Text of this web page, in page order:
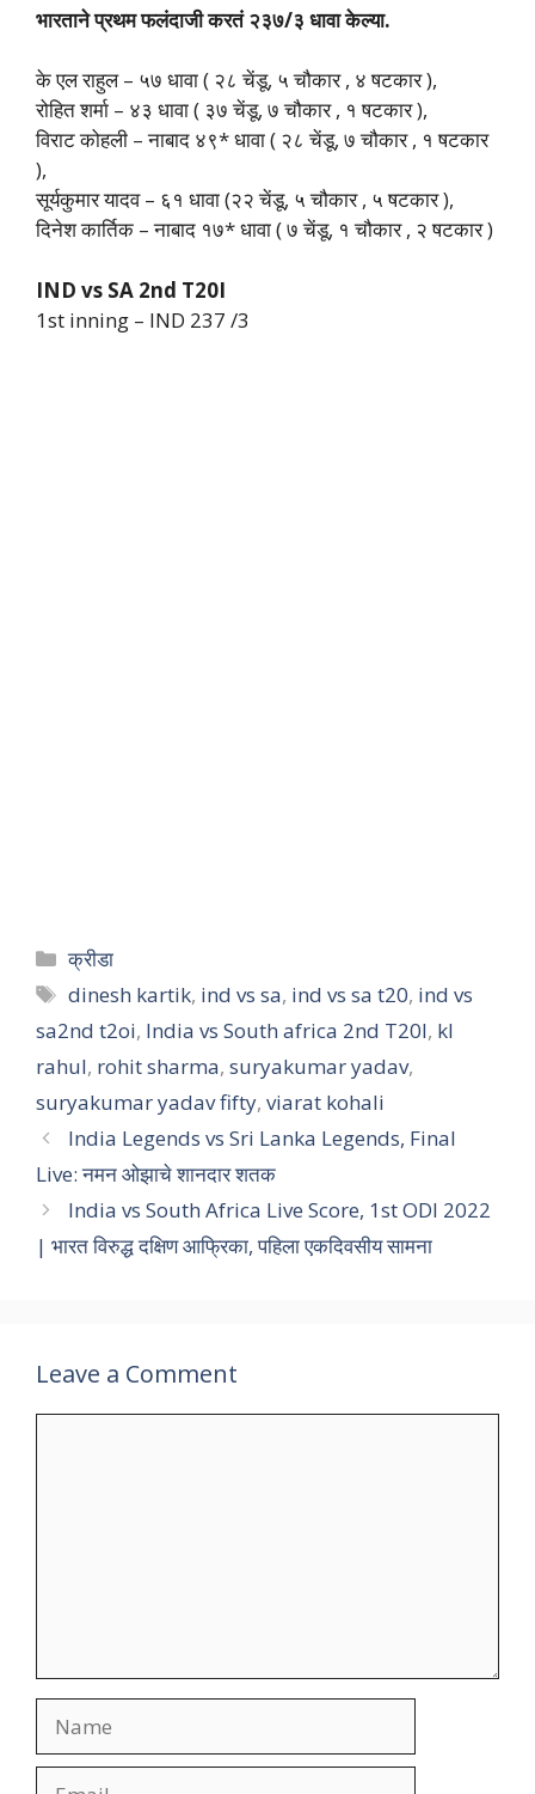
भारताने प्रथम फलंदाजी करतं २३७/३ धावा केल्या.
के एल राहुल – ५७ धावा ( २८ चेंडू, ५ चौकार , ४ षटकार ),
रोहित शर्मा – ४३ धावा ( ३७ चेंडू, ७ चौकार , १ षटकार ),
विराट कोहली – नाबाद ४९* धावा ( २८ चेंडू, ७ चौकार , १ षटकार
),
सूर्यकुमार यादव – ६१ धावा (२२ चेंडू, ५ चौकार , ५ षटकार ),
दिनेश कार्तिक – नाबाद १७* धावा ( ७ चेंडू, १ चौकार , २ षटकार )
IND vs SA 2nd T20I
1st inning – IND 237 /3
क्रीडा
dinesh kartik, ind vs sa, ind vs sa t20, ind vs
sa2nd t2oi, India vs South africa 2nd T20I, kl
rahul, rohit sharma, suryakumar yadav,
suryakumar yadav fifty, viarat kohali
India Legends vs Sri Lanka Legends, Final
Live: नमन ओझाचे शानदार शतक
India vs South Africa Live Score, 1st ODI 2022
| भारत विरुद्ध दक्षिण आफ्रिका, पहिला एकदिवसीय सामना
Leave a Comment